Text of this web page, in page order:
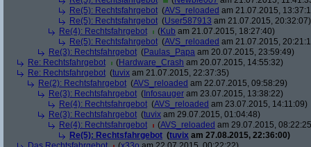
Re(5): Rechtsfahrgebot (AVS_reloaded am 21.07.2015,
Re(5): Rechtsfahrgebot (User587913 am 21.07.2015, 20:32:07)
Re(4): Rechtsfahrgebot
(Kub am 21.07.2015, 18:27:40)
Re(5): Rechtsfahrgebot (AVS_reloaded am 21.07.2015,
Re(3): Rechtsfahrgebot (Paulas_Papa am 20.07.2015, 23:59:49)
Re: Rechtsfahrgebot
(Hardware_Crash am 20.07.2015, 14:55:32)
Re: Rechtsfahrgebot (tuvix am 21.07.2015, 22:37:35)
Re(2): Rechtsfahrgebot (AVS_reloaded am 22.07.2015, 09:58:29)
Re(3): Rechtsfahrgebot ( Infosauger am 23.07.2015, 13:38:22)
Re(4): Rechtsfahrgebot (AVS_reloaded am 23.07.2015, 14:11:09)
Re(3): Rechtsfahrgebot (tuvix am 29.07.2015, 01:04:48)
Re(4): Rechtsfahrgebot
(AVS_reloaded am 29.07.2015,
Re(5): Rechtsfahrgebot (tuvix am 27.08.2015, 22:36:00)